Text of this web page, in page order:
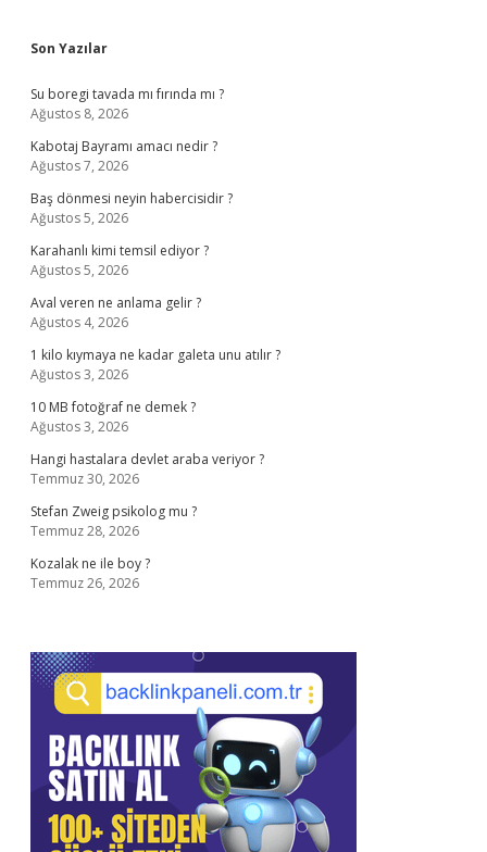
Sidebar
Son Yazılar
Su boregi tavada mı fırında mı ?
Ağustos 8, 2026
Kabotaj Bayramı amacı nedir ?
Ağustos 7, 2026
Baş dönmesi neyin habercisidir ?
Ağustos 5, 2026
Karahanlı kimi temsil ediyor ?
Ağustos 5, 2026
Aval veren ne anlama gelir ?
Ağustos 4, 2026
1 kilo kıymaya ne kadar galeta unu atılır ?
Ağustos 3, 2026
10 MB fotoğraf ne demek ?
Ağustos 3, 2026
Hangi hastalara devlet araba veriyor ?
Temmuz 30, 2026
Stefan Zweig psikolog mu ?
Temmuz 28, 2026
Kozalak ne ile boy ?
Temmuz 26, 2026